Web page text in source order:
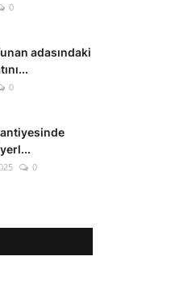
0
adasındaki
0
0